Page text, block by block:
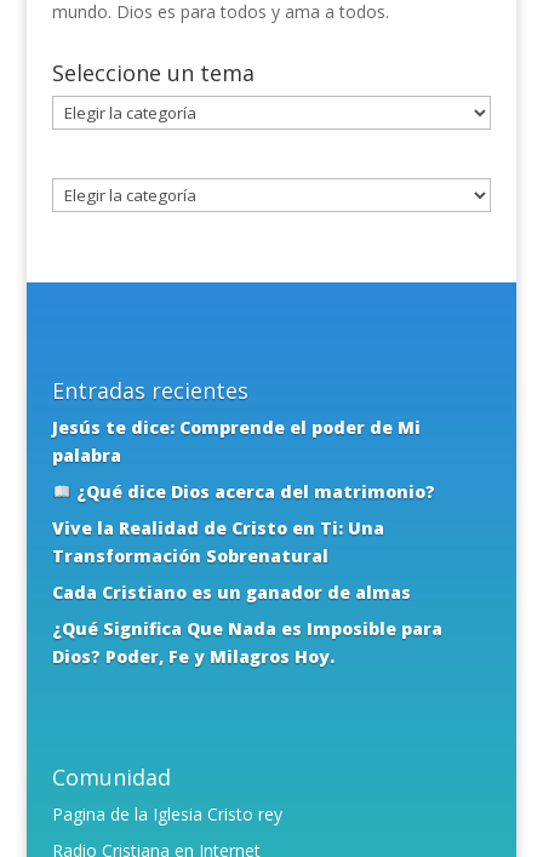
mundo. Dios es para todos y ama a todos.
Seleccione un tema
Seleccione
un
Entradas recientes
Jesús te dice: Comprende el poder de Mi
palabra
¿Qué dice Dios acerca del matrimonio?
Vive la Realidad de Cristo en Ti: Una
Transformación Sobrenatural
Cada Cristiano es un ganador de almas
¿Qué Significa Que Nada es Imposible para
Dios? Poder, Fe y Milagros Hoy.
Comunidad
Pagina de la Iglesia Cristo rey
Radio Cristiana en Internet